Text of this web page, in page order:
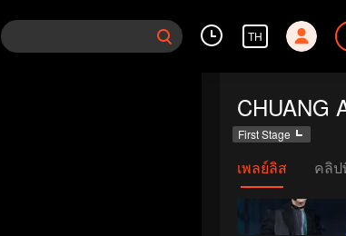
TH
First Stage
เพลย์ลิส คลิป